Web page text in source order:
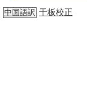
中国語訳 干板校正